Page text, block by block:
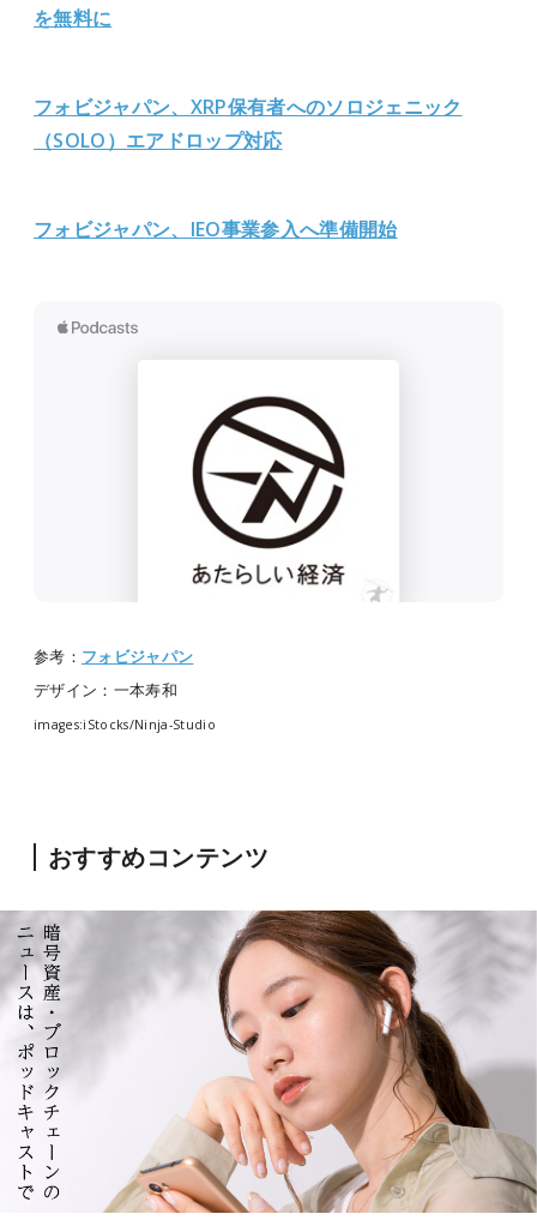
を無料に
フォビジャパン、XRP保有者へのソロジェニック
（SOLO）エアドロップ対応
フォビジャパン、IEO事業参入へ準備開始
参考： フォビジャパン
デザイン：一本寿和
images:iStocks/Ninja-Studio
おすすめコンテンツ